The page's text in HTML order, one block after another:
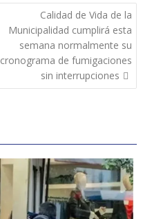
Calidad de Vida de la
Municipalidad cumplirá esta
semana normalmente su
cronograma de fumigaciones
sin interrupciones